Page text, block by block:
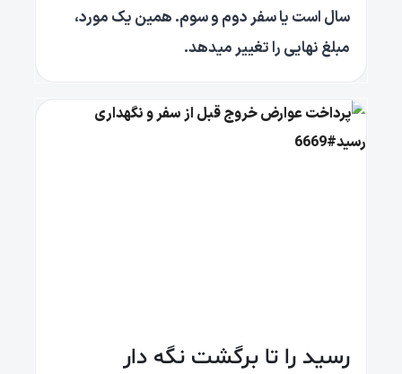
سال است یا سفر دوم و سوم. همین یک مورد،
مبلغ نهایی را تغییر میدهد.
رسید را تا برگشت نگه دار